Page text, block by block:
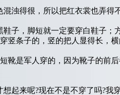
浊得很，所以把红衣裳也弄得
，脚短就一定要穿白鞋子；
竖条子的，竖的把人显得长，
是军人穿的，因为靴子的前
来呢?现在不是不穿了吗?我